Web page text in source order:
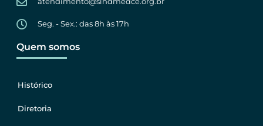
Seg. - Sex.: das 8h às 17h
Quem somos
Histórico
Diretoria